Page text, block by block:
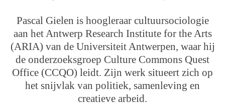
Pascal Gielen is hoogleraar cultuursociologie
aan het Antwerp Research Institute for the Arts
(ARIA) van de Universiteit Antwerpen, waar hij
de onderzoeksgroep Culture Commons Quest
Office (CCQO) leidt. Zijn werk situeert zich op
het snijvlak van politiek, samenleving en
creatieve arbeid.